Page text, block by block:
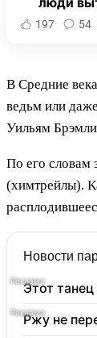
197 54
В Средние
ведьм или
Уильям
По его словам
(химтрейлы).
Новости
Этот
Ржу не